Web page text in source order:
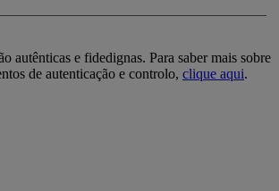
autênticas e fidedignas. Para saber mais sobre
de autenticação e controlo, clique aqui.